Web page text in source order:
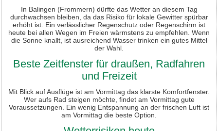
In Balingen (Frommern) dürfte das Wetter an diesem Tag
durchwachsen bleiben, da das Risiko für lokale Gewitter spürbar
erhöht ist. Ein verlässlicher Regenschutz oder Regenschirm ist
heute bei allen Wegen im Freien wärmstens zu empfehlen. Wenn
die Sonne knallt, ist ausreichend Wasser trinken ein gutes Mittel
der Wahl.
Beste Zeitfenster für draußen, Radfahren
und Freizeit
Mit Blick auf Ausflüge ist am Vormittag das klarste Komfortfenster.
Wer aufs Rad steigen möchte, findet am Vormittag gute
Voraussetzungen. Ein wenig Entspannung an der frischen Luft ist
am Vormittag die beste Option.